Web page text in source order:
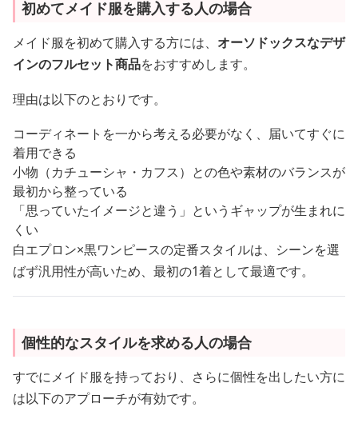
初めてメイド服を購入する人の場合
メイド服を初めて購入する方には、 オーソドックスなデザ
インのフルセット商品をおすすめします。
理由は以下のとおりです。
コーディネートを一から考える必要がなく、届いてすぐに
着用できる
小物（カチューシャ・カフス）との色や素材のバランスが
最初から整っている
「思っていたイメージと違う」というギャップが生まれに
くい
白エプロン×黒ワンピースの定番スタイルは、シーンを選
ばず汎用性が高いため、最初の1着として最適です。
個性的なスタイルを求める人の場合
すでにメイド服を持っており、さらに個性を出したい方に
は以下のアプローチが有効です。